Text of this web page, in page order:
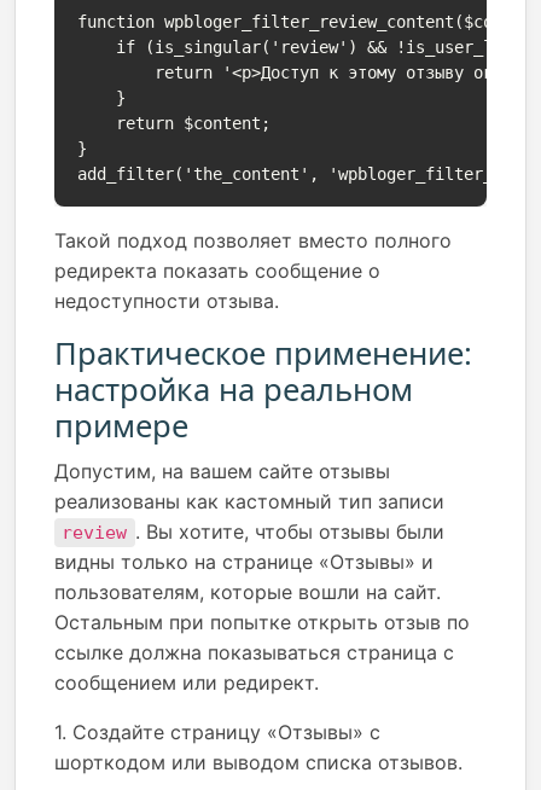
function
if (is_singular('review') &&
return '<p>Доступ к этому отзыву
    }
    return $content;
}
add_filter('the_content',
Такой подход позволяет вместо полного
редиректа показать сообщение о
недоступности отзыва.
Практическое применение:
настройка на реальном
примере
Допустим, на вашем сайте отзывы
реализованы как кастомный тип записи
review . Вы хотите, чтобы отзывы были
видны только на странице «Отзывы» и
пользователям, которые вошли на сайт.
Остальным при попытке открыть отзыв по
ссылке должна показываться страница с
сообщением или редирект.
1. Создайте страницу «Отзывы» с
шорткодом или выводом списка отзывов.